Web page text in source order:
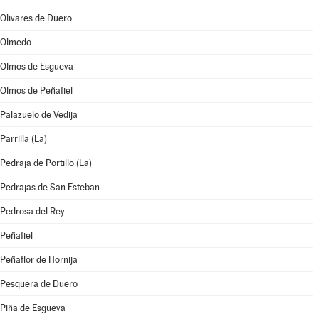
Olivares de Duero
Olmedo
Olmos de Esgueva
Olmos de Peñafiel
Palazuelo de Vedija
Parrilla (La)
Pedraja de Portillo (La)
Pedrajas de San Esteban
Pedrosa del Rey
Peñafiel
Peñaflor de Hornija
Pesquera de Duero
Piña de Esgueva